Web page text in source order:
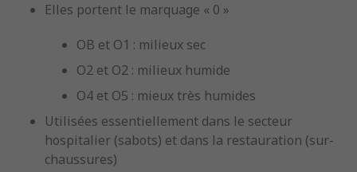
Elles portent le marquage « 0 »
OB et O1 : milieux sec
O2 et O2 : milieux humide
O4 et O5 : mieux très humides
Utilisées essentiellement dans le secteur
hospitalier (sabots) et dans la restauration (sur-
chaussures)